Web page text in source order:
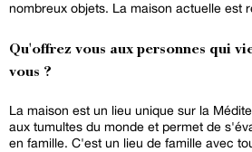
nombreux objets. La maison actuelle est
Qu'offrez vous aux personnes qui
vous ?
La maison est un lieu unique sur la
aux tumultes du monde et permet de
en famille. C'est un lieu de famille avec